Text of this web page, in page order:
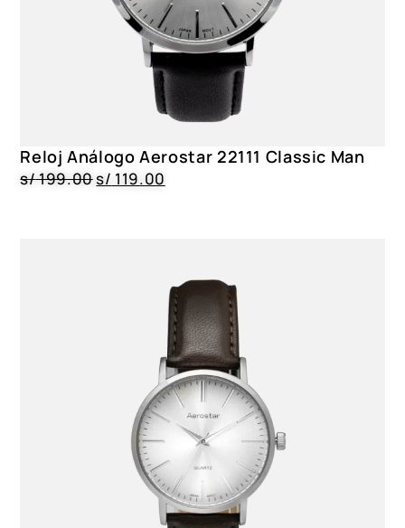
Reloj Análogo Aerostar 22111 Classic Man
s/199.00s/ 119.00